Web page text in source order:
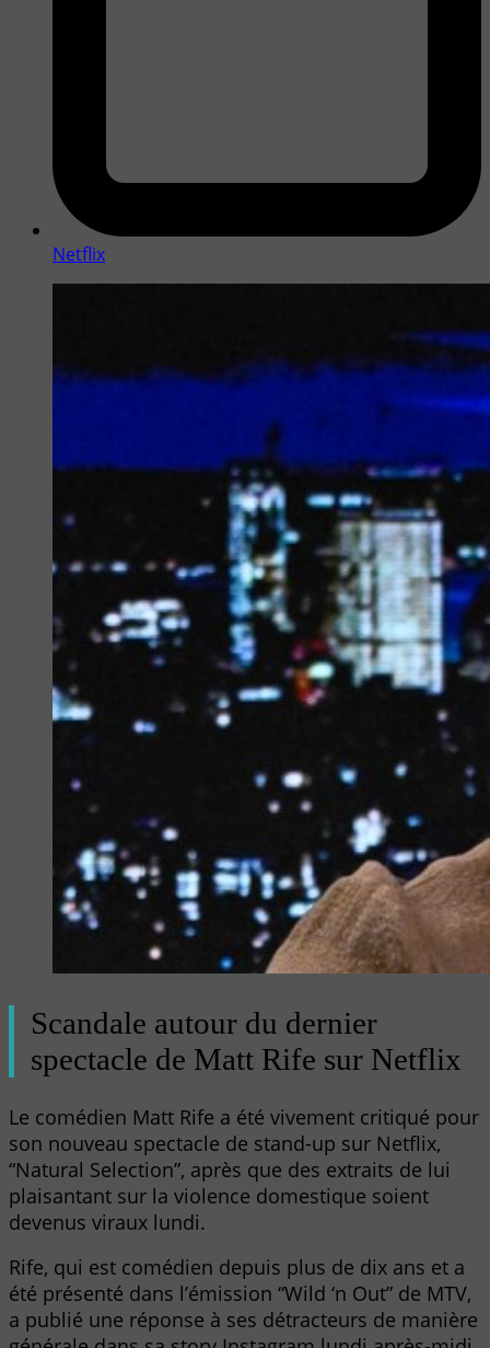
Netflix
Scandale autour du dernier
spectacle de Matt Rife sur Netflix
Le comédien Matt Rife a été vivement critiqué pour
son nouveau spectacle de stand-up sur Netflix,
“Natural Selection”, après que des extraits de lui
plaisantant sur la violence domestique soient
devenus viraux lundi.
Rife, qui est comédien depuis plus de dix ans et a
été présenté dans l’émission “Wild ‘n Out” de MTV,
a publié une réponse à ses détracteurs de manière